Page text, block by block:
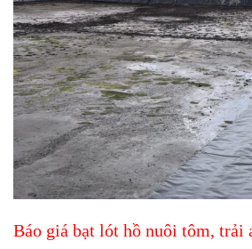
Báo giá bạt lót hồ nuôi tôm, trải